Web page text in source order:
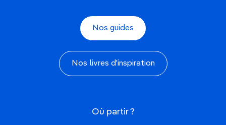
Nos guides
Nos livres d'inspiration
Où partir ?